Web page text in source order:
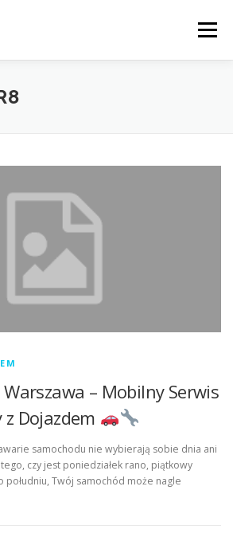
Menu
– Mobilny Serwis
Dojazdem
samochodu nie wybierają sobie dnia ani
czy jest poniedziałek rano, piątkowy
południu, Twój samochód może nagle